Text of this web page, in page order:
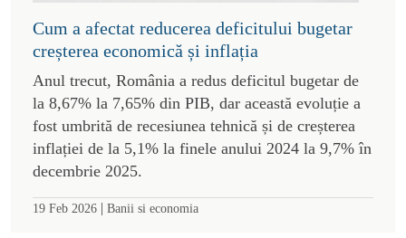
Cum a afectat reducerea deficitului bugetar
creșterea economică și inflația
Anul trecut, România a redus deficitul bugetar de
la 8,67% la 7,65% din PIB, dar această evoluție a
fost umbrită de recesiunea tehnică și de creșterea
inflației de la 5,1% la finele anului 2024 la 9,7% în
decembrie 2025.
19 Feb 2026 | Banii si economia